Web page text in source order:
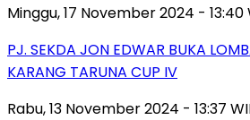
Minggu, 17 November 2024 - 13:40
PJ. SEKDA JON EDWAR BUKA
KARANG TARUNA CUP IV
Rabu, 13 November 2024 - 13:37